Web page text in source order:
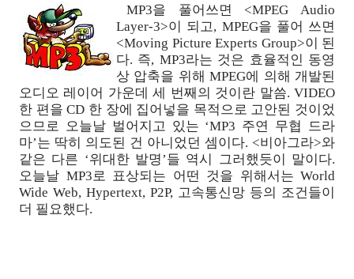
MP3을 풀어쓰면 <MPEG Audio
Layer-3>이 되고, MPEG을 풀어 쓰면
<Moving Picture Experts Group>이 된
다. 즉, MP3라는 것은 효율적인 동영
상 압축을 위해 MPEG에 의해 개발된
오디오 레이어 가운데 세 번째의 것이란 말씀. VIDEO
한 편을 CD 한 장에 집어넣을 목적으로 고안된 것이었
으므로 오늘날 벌어지고 있는 ‘MP3 주연 무협 드라
마’는 딱히 의도된 건 아니었던 셈이다. <비아그라>와
같은 다른 ‘위대한 발명’들 역시 그러했듯이 말이다.
오늘날 MP3로 표상되는 어떤 것을 위해서는 World
Wide Web, Hypertext, P2P, 고속통신망 등의 조건들이
더 필요했다.